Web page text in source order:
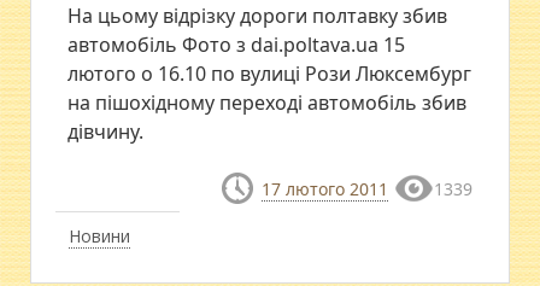
Новини
На цьому відрізку дороги полтавку збив
автомобіль Фото з dai.poltava.ua 15
лютого о 16.10 по вулиці Рози Люксембург
на пішохідному переході автомобіль збив
дівчину.
17 лютого 2011 1339